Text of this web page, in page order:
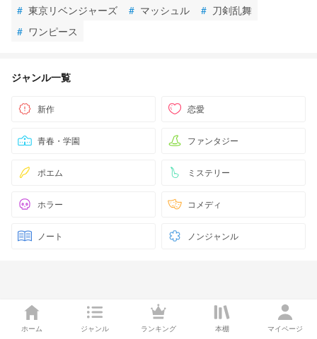
ホーム ジャンル ランキング 本棚 マイページ
# 東京リベンジャーズ # マッシュル # 刀剣乱舞
# ワンピース
ジャンル一覧
新作 恋愛
青春・学園 ファンタジー
ポエム ミステリー
ホラー コメディ
ノート ノンジャンル